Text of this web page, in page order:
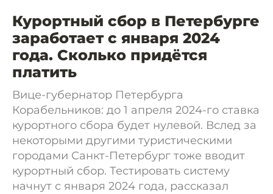
Курортный сбор в Петербурге
заработает с января 2024
года. Сколько придётся
платить
Вице-губернатор Петербурга
Корабельников: до 1 апреля 2024-го ставка
курортного сбора будет нулевой. Вслед за
некоторыми другими туристическими
городами Санкт-Петербург тоже вводит
курортный сбор. Тестировать систему
начнут с января 2024 года, рассказал